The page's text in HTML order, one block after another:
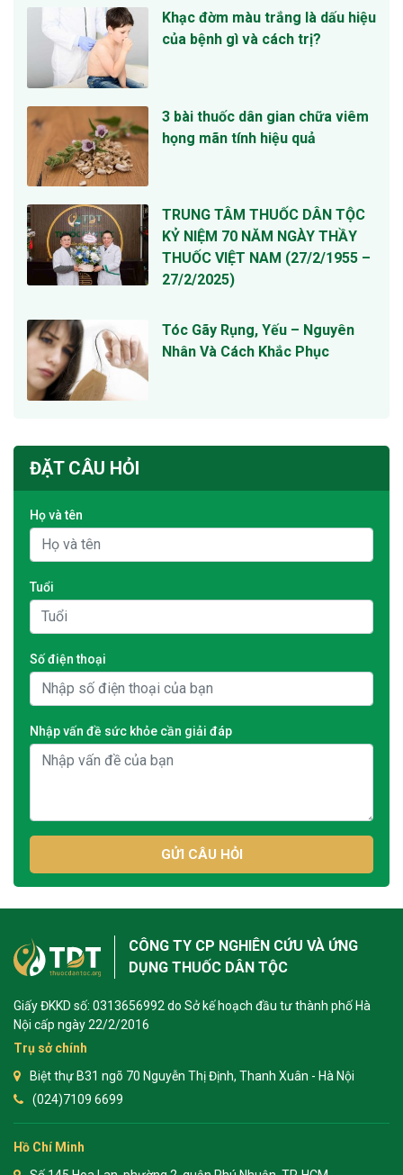
Khạc đờm màu trắng là dấu hiệu
của bệnh gì và cách trị?
3 bài thuốc dân gian chữa viêm
họng mãn tính hiệu quả
TRUNG TÂM THUỐC DÂN TỘC
KỶ NIỆM 70 NĂM NGÀY THẦY
THUỐC VIỆT NAM (27/2/1955 –
27/2/2025)
Tóc Gãy Rụng, Yếu – Nguyên
Nhân Và Cách Khắc Phục
ĐẶT CÂU HỎI
Họ và tên
Tuổi
Số điện thoại
Nhập vấn đề sức khỏe cần giải đáp
GỬI CÂU HỎI
CÔNG TY CP NGHIÊN CỨU VÀ ỨNG
DỤNG THUỐC DÂN TỘC
Giấy ĐKKD số: 0313656992 do Sở kế hoạch đầu tư thành phố Hà
Nội cấp ngày 22/2/2016
Trụ sở chính
Biệt thự B31 ngõ 70 Nguyễn Thị Định, Thanh Xuân - Hà Nội
(024)7109 6699
Hồ Chí Minh